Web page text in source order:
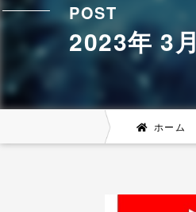
2023年 3月
POST
ホーム